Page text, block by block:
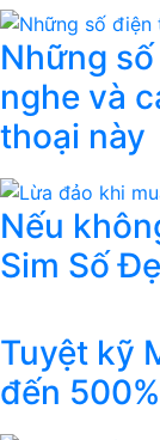
Những
nghe và
thoại này
Nếu
Sim Số
Tuyệt kỹ
đến